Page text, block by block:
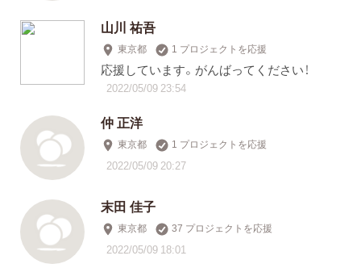
山川 祐吾
東京都 1 プロジェクトを応援
応援しています。がんばってください！
2022/05/09 23:54
仲 正洋
東京都 1 プロジェクトを応援
2022/05/09 20:27
末田 佳子
東京都 37 プロジェクトを応援
2022/05/09 18:01